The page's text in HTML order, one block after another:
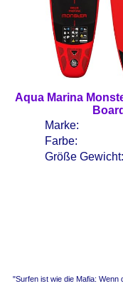
Aqua Marina
Marke:
Farbe:
Größe Gewicht:
"Surfen ist wie die Mafia: Wenn